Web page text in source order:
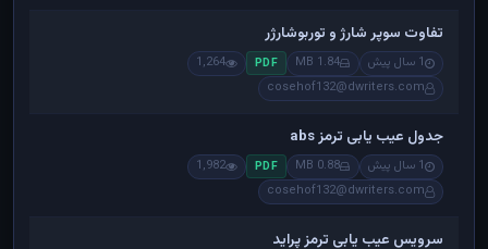
تفاوت سوپر شارژ و توربوشارژر
1 سال پیش 1.84 MB
PDF
1,264
cosehof132@dwriters.com
جدول عیب یابی ترمز abs
1 سال پیش 0.88 MB
PDF
1,982
cosehof132@dwriters.com
سرویس عیب یابی ترمز پراید